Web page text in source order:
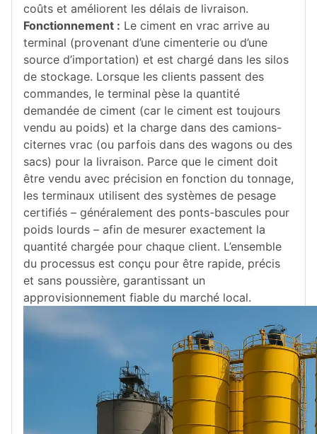
coûts et améliorent les délais de livraison.
Fonctionnement : Le ciment en vrac arrive au
terminal (provenant d’une cimenterie ou d’une
source d’importation) et est chargé dans les silos
de stockage. Lorsque les clients passent des
commandes, le terminal pèse la quantité
demandée de ciment (car le ciment est toujours
vendu au poids) et la charge dans des camions-
citernes vrac (ou parfois dans des wagons ou des
sacs) pour la livraison. Parce que le ciment doit
être vendu avec précision en fonction du tonnage,
les terminaux utilisent des systèmes de pesage
certifiés – généralement des ponts-bascules pour
poids lourds – afin de mesurer exactement la
quantité chargée pour chaque client. L’ensemble
du processus est conçu pour être rapide, précis
et sans poussière, garantissant un
approvisionnement fiable du marché local.